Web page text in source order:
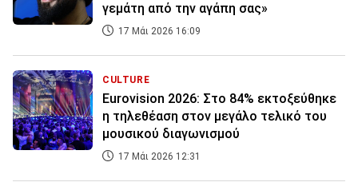
γεμάτη από την αγάπη σας»
17 Μάι 2026 16:09
CULTURE
Eurovision 2026: Στο 84% εκτοξεύθηκε
η τηλεθέαση στον μεγάλο τελικό του
μουσικού διαγωνισμού
17 Μάι 2026 12:31